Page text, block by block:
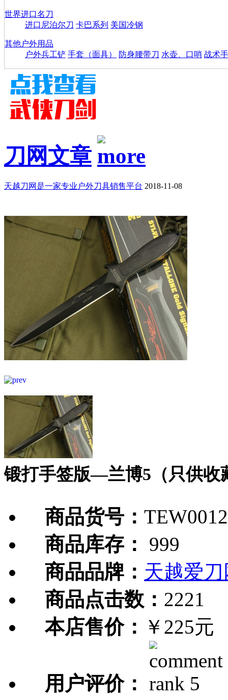
世界进口名刀
进口尼泊尔刀 卡巴系列 美国冷钢
其他户外用品
户外兵工铲 手套（面具） 防身腰带刀 水壶、口哨 战术
刀网文章
天越刀网是一家专业户外刀具销售平台 2018-11-08
锻打手签版—兰博5（只供收
商品货号：
商品库存：
999
商品品牌： 天越爱
商品点击数： 2221
本店售价： ￥225元
用户评价：